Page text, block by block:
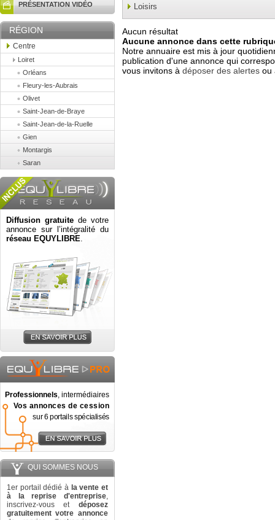
PRÉSENTATION VIDÉO
RÉGION
Centre
Loiret
Orléans
Fleury-les-Aubrais
Olivet
Saint-Jean-de-Braye
Saint-Jean-de-la-Ruelle
Gien
Montargis
Saran
Diffusion gratuite de votre
annonce sur l’intégralité du
réseau EQUYLIBRE.
Professionnels, intermédiaires
Vos annonces de cession
sur 6 portails spécialisés
QUI SOMMES NOUS
1er portail dédié à la vente et
à la reprise d'entreprise,
inscrivez-vous et déposez
gratuitement votre annonce
Loisirs
Aucun résultat
Aucune annonce dans cette
Notre annuaire est mis à jour
publication d'une annonce qui
vous invitons à déposer des alertes ou